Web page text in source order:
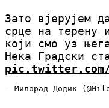
Зато вјерујем
срце на терену
који смо уз
Нека Градски
pic.twitter.com/
— Милорад Додик